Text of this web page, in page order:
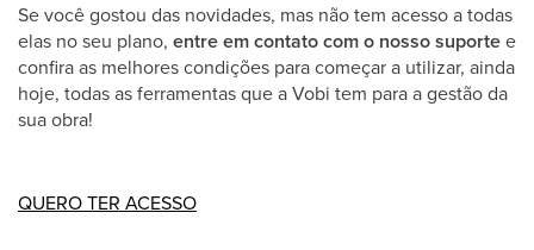
Se você gostou das novidades, mas não tem acesso a todas
elas no seu plano, entre em contato com o nosso suportee
confira as melhores condições para começar a utilizar, ainda
hoje, todas as ferramentas que a Vobi tem para a gestão da
sua obra!
QUERO TER ACESSO